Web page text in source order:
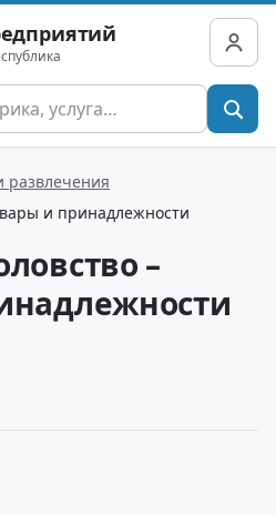
развлечения
и принадлежности
–